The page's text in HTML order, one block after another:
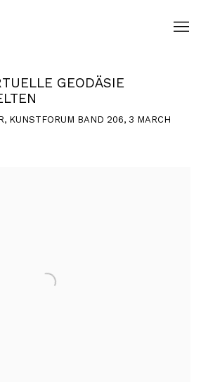
GEODÄSIE
KUNSTFORUM BAND 206, 3 MARCH